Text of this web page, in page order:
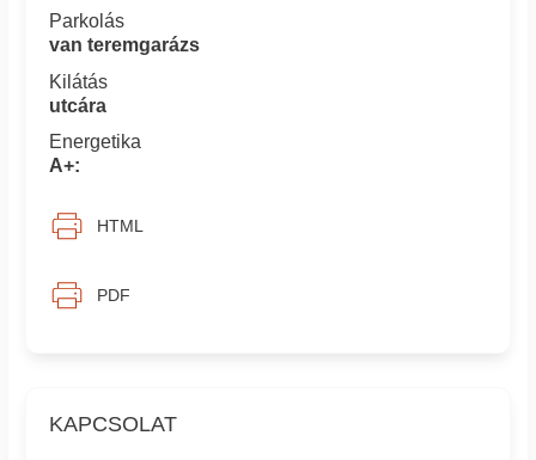
KAPCSOLAT
Parkolás
van teremgarázs
Kilátás
utcára
Energetika
A+:
HTML
PDF